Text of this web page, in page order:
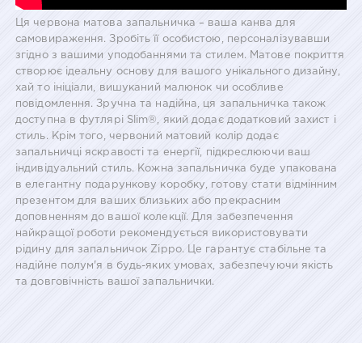
Ця червона матова запальничка – ваша канва для
самовираження. Зробіть її особистою, персоналізувавши
згідно з вашими уподобаннями та стилем. Матове покриття
створює ідеальну основу для вашого унікального дизайну,
хай то ініціали, вишуканий малюнок чи особливе
повідомлення. Зручна та надійна, ця запальничка також
доступна в футлярі Slim®, який додає додатковий захист і
стиль. Крім того, червоний матовий колір додає
запальничці яскравості та енергії, підкреслюючи ваш
індивідуальний стиль. Кожна запальничка буде упакована
в елегантну подарункову коробку, готову стати відмінним
презентом для ваших близьких або прекрасним
доповненням до вашої колекції. Для забезпечення
найкращої роботи рекомендується використовувати
рідину для запальничок Zippo. Це гарантує стабільне та
надійне полум'я в будь-яких умовах, забезпечуючи якість
та довговічність вашої запальнички.